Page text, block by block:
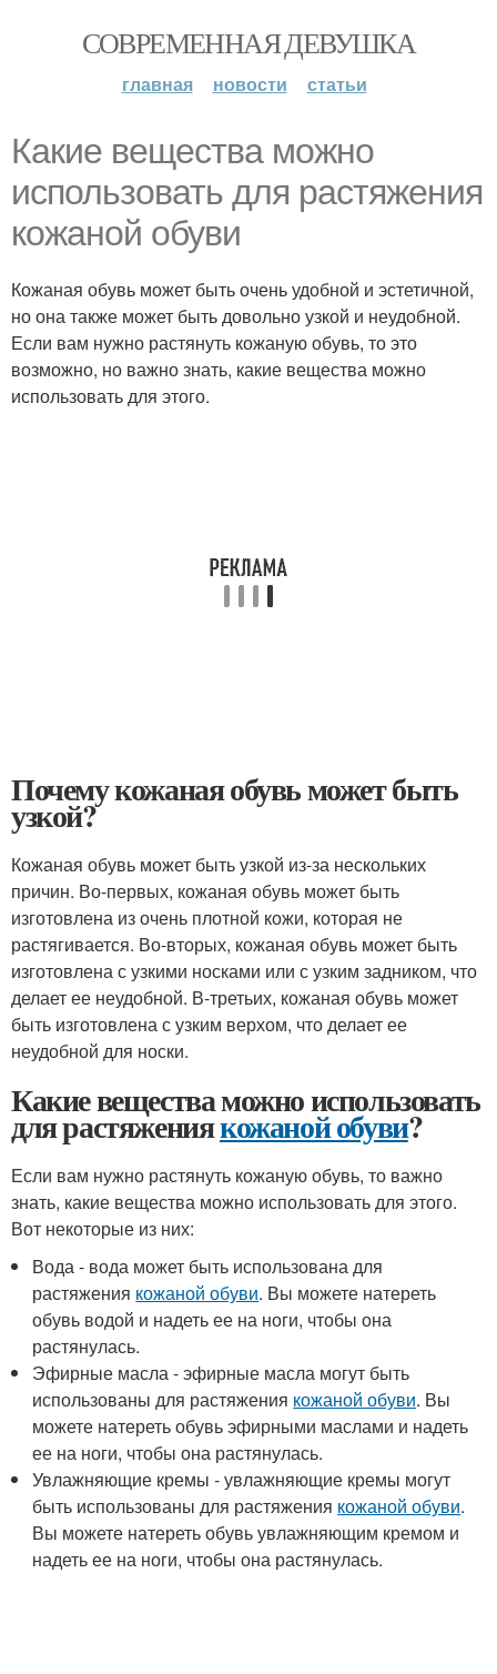
СОВРЕМЕННАЯ ДЕВУШКА
главная новости статьи
Какие вещества можно
использовать для растяжения
кожаной обуви
Кожаная обувь может быть очень удобной и эстетичной,
но она также может быть довольно узкой и неудобной.
Если вам нужно растянуть кожаную обувь, то это
возможно, но важно знать, какие вещества можно
использовать для этого.
Почему кожаная обувь может быть
узкой?
Кожаная обувь может быть узкой из-за нескольких
причин. Во-первых, кожаная обувь может быть
изготовлена из очень плотной кожи, которая не
растягивается. Во-вторых, кожаная обувь может быть
изготовлена с узкими носками или с узким задником, что
делает ее неудобной. В-третьих, кожаная обувь может
быть изготовлена с узким верхом, что делает ее
неудобной для носки.
Какие вещества можно использовать
для растяжениякожаной обуви?
Если вам нужно растянуть кожаную обувь, то важно
знать, какие вещества можно использовать для этого.
Вот некоторые из них:
Вода - вода может быть использована для
растяжения кожаной обуви. Вы можете натереть
обувь водой и надеть ее на ноги, чтобы она
растянулась.
Эфирные масла - эфирные масла могут быть
использованы для растяжения кожаной обуви. Вы
можете натереть обувь эфирными маслами и надеть
ее на ноги, чтобы она растянулась.
Увлажняющие кремы - увлажняющие кремы могут
быть использованы для растяжения кожаной обуви.
Вы можете натереть обувь увлажняющим кремом и
надеть ее на ноги, чтобы она растянулась.